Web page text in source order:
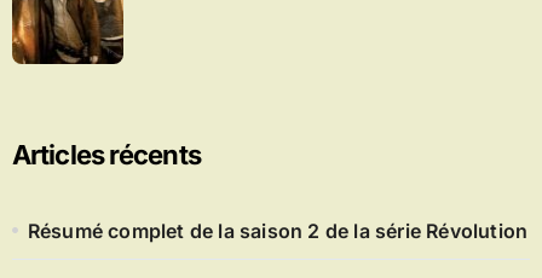
Articles récents
Résumé complet de la saison 2 de la série Révolution